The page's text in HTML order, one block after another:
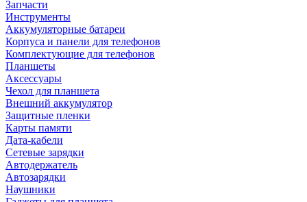
Запчасти
Инструменты
Аккумуляторные батареи
Корпуса и панели для телефонов
Комплектующие для телефонов
Планшеты
Аксессуары
Чехол для планшета
Внешний аккумулятор
Защитные пленки
Карты памяти
Дата-кабели
Сетевые зарядки
Автодержатель
Автозарядки
Наушники